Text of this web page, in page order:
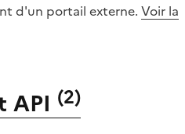
d'un portail externe. Voir la
API (2)